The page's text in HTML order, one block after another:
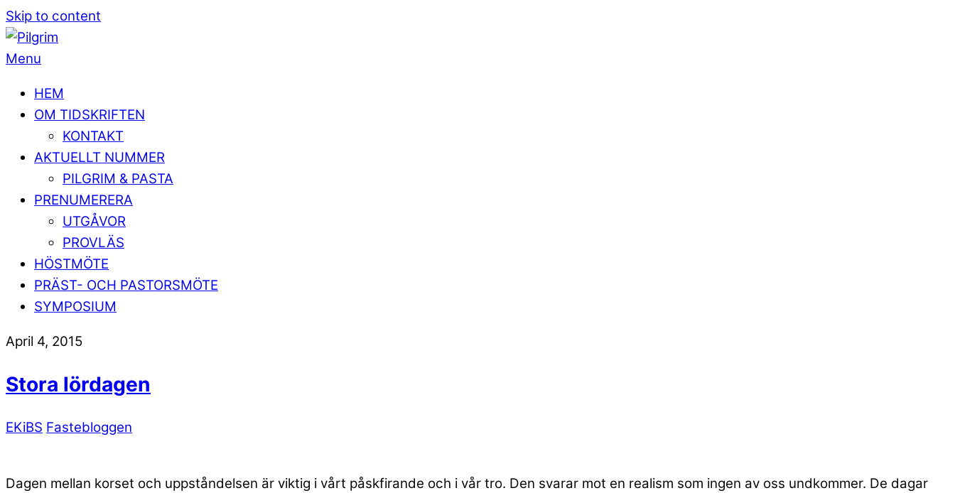
Skip to content
Menu
HEM
OM TIDSKRIFTEN
KONTAKT
AKTUELLT NUMMER
PILGRIM & PASTA
PRENUMERERA
UTGÅVOR
PROVLÄS
HÖSTMÖTE
PRÄST- OCH PASTORSMÖTE
SYMPOSIUM
April 4, 2015
Stora lördagen
EKiBS Fastebloggen
Dagen mellan korset och uppståndelsen är viktig i vårt påskfirande och i vår tro. Den svarar mot en realism som ingen av oss undkommer. De dagar